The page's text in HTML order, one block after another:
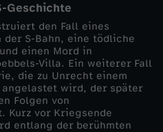
Geschichte
den Fall eines
S-Bahn, eine tödliche
einen Mord in
Villa. Ein weiterer Fall
die zu Unrecht einem
wird, der später
Folgen von
Kurz vor Kriegsende
entlang der berühmten